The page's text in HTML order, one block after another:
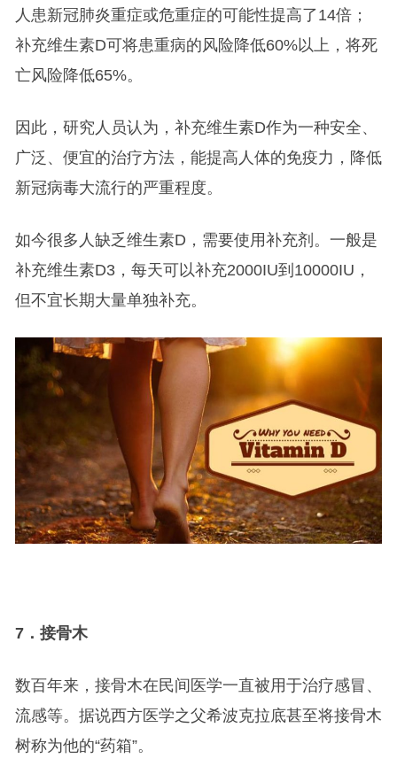
人患新冠肺炎重症或危重症的可能性提高了14倍；
补充维生素D可将患重病的风险降低60%以上，将死
亡风险降低65%。
因此，研究人员认为，补充维生素D作为一种安全、
广泛、便宜的治疗方法，能提高人体的免疫力，降低
新冠病毒大流行的严重程度。
如今很多人缺乏维生素D，需要使用补充剂。一般是
补充维生素D3，每天可以补充2000IU到10000IU，
但不宜长期大量单独补充。
7．接骨木
数百年来，接骨木在民间医学一直被用于治疗感冒、
流感等。据说西方医学之父希波克拉底甚至将接骨木
树称为他的“药箱”。